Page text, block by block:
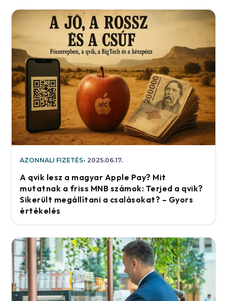
AZONNALI FIZETÉS 2025.06.17.
A qvik lesz a magyar Apple Pay? Mit
mutatnak a friss MNB számok: Terjed a qvik?
Sikerült megállítani a csalásokat? – Gyors
értékelés